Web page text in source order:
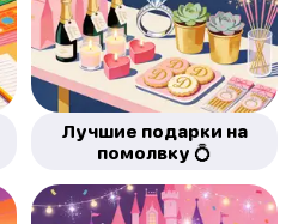
Лучшие подарки на
помолвку 💍